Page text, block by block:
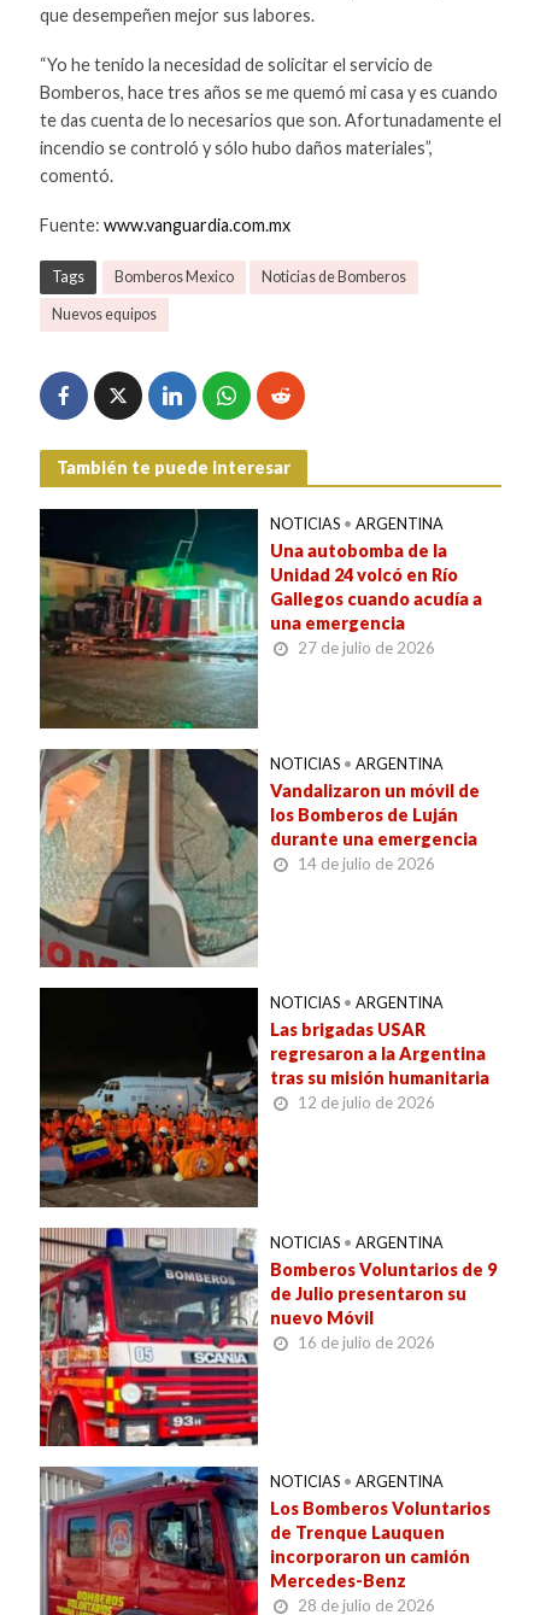
que desempeñen mejor sus labores.
“Yo he tenido la necesidad de solicitar el servicio de
Bomberos, hace tres años se me quemó mi casa y es cuando
te das cuenta de lo necesarios que son. Afortunadamente el
incendio se controló y sólo hubo daños materiales”,
comentó.
Fuente: www.vanguardia.com.mx
Tags Bomberos Mexico Noticias de Bomberos
Nuevos equipos
También te puede interesar
NOTICIAS • ARGENTINA
Una autobomba de la
Unidad 24 volcó en Río
Gallegos cuando acudía a
una emergencia
27 de julio de 2026
NOTICIAS • ARGENTINA
Vandalizaron un móvil de
los Bomberos de Luján
durante una emergencia
14 de julio de 2026
NOTICIAS • ARGENTINA
Las brigadas USAR
regresaron a la Argentina
tras su misión humanitaria
12 de julio de 2026
NOTICIAS • ARGENTINA
Bomberos Voluntarios de 9
de Julio presentaron su
nuevo Móvil
16 de julio de 2026
NOTICIAS • ARGENTINA
Los Bomberos Voluntarios
de Trenque Lauquen
incorporaron un camión
Mercedes-Benz
28 de julio de 2026